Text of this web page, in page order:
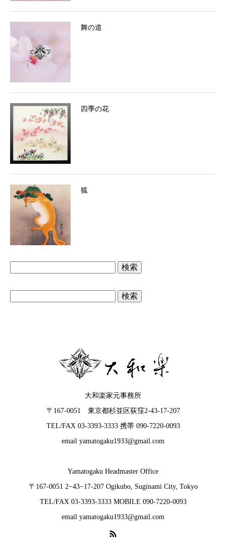
舞の道
四季の花
狐
大和楽家元事務所
〒167-0051 東京都杉並区荻窪2-43-17-207
TEL/FAX 03-3393-3333 携帯 090-7220-0093
email yamatogaku1933@gmail.com
Yamatogaku Headmaster Office
〒167-0051 2−43−17-207 Ogikubo, Suginami City, Tokyo
TEL/FAX 03-3393-3333 MOBILE 090-7220-0093
email yamatogaku1933@gmail.com